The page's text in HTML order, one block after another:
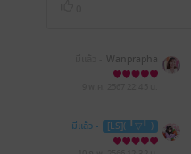
Wanprapha
มีแล้ว - [LS]( ╹▽╹ )